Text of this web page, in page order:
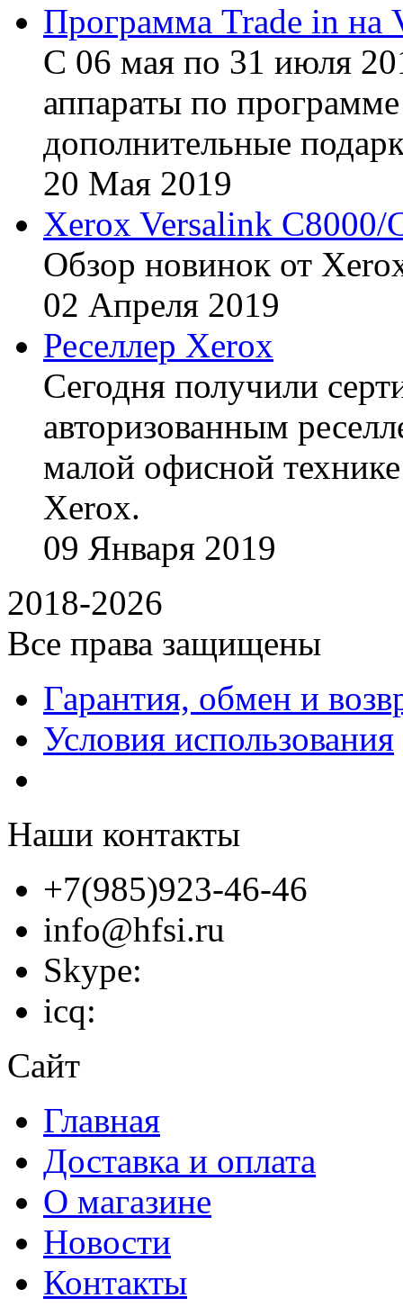
Программа Trade in на
С 06 мая по 31 июля
аппараты по
дополнительные
20 Мая 2019
Xerox Versalink C8000/
Обзор новинок от
02 Апреля 2019
Реселлер Xerox
Сегодня получили
авторизованным
малой офисной
Xerox.
09 Января 2019
2018-2026
Все права защищены
Гарантия, обмен и
Условия использования
Наши контакты
+7(985)923-46-46
info@hfsi.ru
Skype:
icq:
Сайт
Главная
Доставка и оплата
О магазине
Новости
Контакты